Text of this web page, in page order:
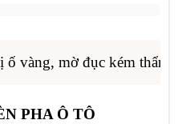
ố vàng, mờ đục kém
PHA Ô TÔ